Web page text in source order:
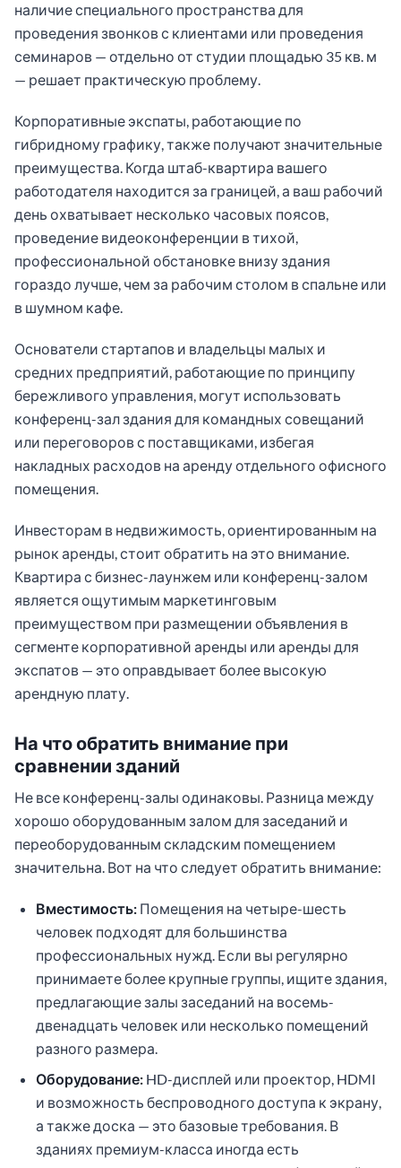
наличие специального пространства для
проведения звонков с клиентами или проведения
семинаров — отдельно от студии площадью 35 кв. м
— решает практическую проблему.
Корпоративные экспаты, работающие по
гибридному графику, также получают значительные
преимущества. Когда штаб-квартира вашего
работодателя находится за границей, а ваш рабочий
день охватывает несколько часовых поясов,
проведение видеоконференции в тихой,
профессиональной обстановке внизу здания
гораздо лучше, чем за рабочим столом в спальне или
в шумном кафе.
Основатели стартапов и владельцы малых и
средних предприятий, работающие по принципу
бережливого управления, могут использовать
конференц-зал здания для командных совещаний
или переговоров с поставщиками, избегая
накладных расходов на аренду отдельного офисного
помещения.
Инвесторам в недвижимость, ориентированным на
рынок аренды, стоит обратить на это внимание.
Квартира с бизнес-лаунжем или конференц-залом
является ощутимым маркетинговым
преимуществом при размещении объявления в
сегменте корпоративной аренды или аренды для
экспатов — это оправдывает более высокую
арендную плату.
На что обратить внимание при
сравнении зданий
Не все конференц-залы одинаковы. Разница между
хорошо оборудованным залом для заседаний и
переоборудованным складским помещением
значительна. Вот на что следует обратить внимание:
Вместимость: Помещения на четыре-шесть
человек подходят для большинства
профессиональных нужд. Если вы регулярно
принимаете более крупные группы, ищите здания,
предлагающие залы заседаний на восемь-
двенадцать человек или несколько помещений
разного размера.
Оборудование: HD-дисплей или проектор, HDMI
и возможность беспроводного доступа к экрану,
а также доска — это базовые требования. В
зданиях премиум-класса иногда есть